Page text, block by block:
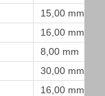
15,00 mm
16,00 mm
8,00 mm
30,00 mm
16,00 mm